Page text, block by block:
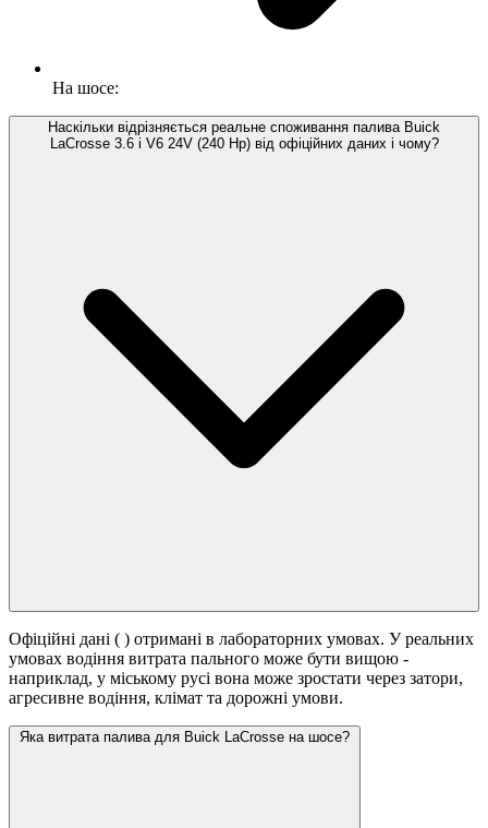
На шосе:
Наскільки відрізняється реальне споживання палива Buick
LaCrosse 3.6 i V6 24V (240 Hp) від офіційних даних і чому?
Офіційні дані ( ) отримані в лабораторних умовах. У реальних
умовах водіння витрата пального може бути вищою -
наприклад, у міському русі вона може зростати через затори,
агресивне водіння, клімат та дорожні умови.
Яка витрата палива для Buick LaCrosse на шосе?